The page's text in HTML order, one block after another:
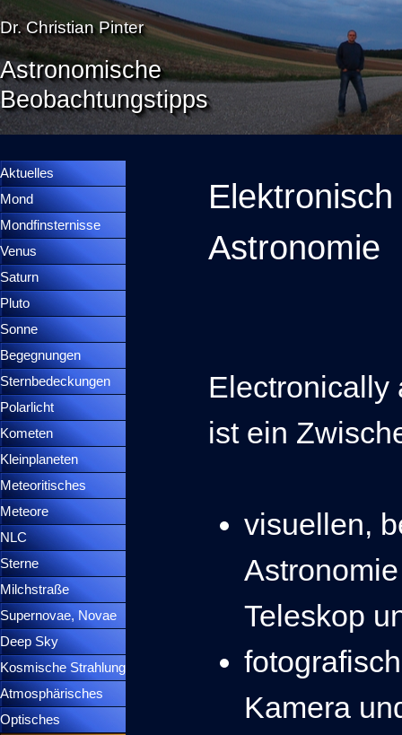
Direkt zum Seiteninhalt
Dr. Christian Pinter
Astronomische
Beobachtungstipps
Aktuelles
Mond
Mondfinsternisse
Venus
Saturn
Pluto
Sonne
Begegnungen
Sternbedeckungen
Polarlicht
Kometen
Kleinplaneten
Meteoritisches
Meteore
NLC
Sterne
Milchstraße
Supernovae, Novae
Deep Sky
Kosmische Strahlung
Atmosphärisches
Optisches
Astronomie
Electronically
ist ein
visuellen,
Teleskop
Kamera